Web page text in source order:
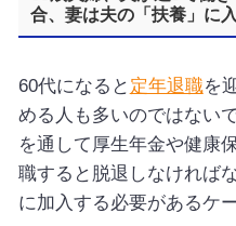
合、妻は夫の「扶養」に
60代になると 定年退職を
める人も多いのではない
を通して厚生年金や健康
職すると脱退しなければ
に加入する必要があるケ